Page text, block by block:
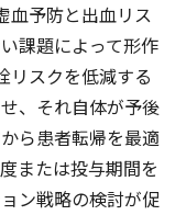
血予防と出血リス
課題によって形作
リスクを低減する
、それ自体が予後
ら患者転帰を最適
または投与期間を
ン戦略の検討が促